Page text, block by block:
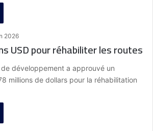
2026
USD pour réhabiliter les routes
développement a approuvé un
millions de dollars pour la réhabilitation